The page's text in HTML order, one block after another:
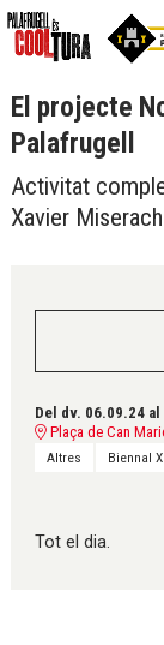
El projecte
Palafrugell
Activitat
Xavier
Del dv. 06.09.24
Plaça de Can
Altres Biennal
Tot el dia.